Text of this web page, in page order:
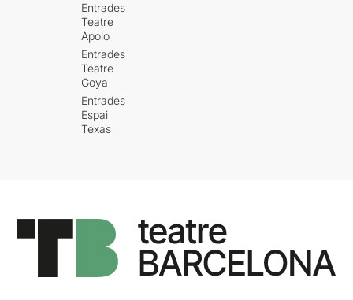
Entrades
Teatre
Apolo
Entrades
Teatre
Goya
Entrades
Espai
Texas